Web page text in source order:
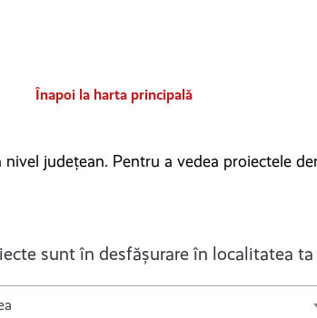
Înapoi la harta principală
județean. Pentru a vedea proiectele
sunt în desfășurare în localitatea ta